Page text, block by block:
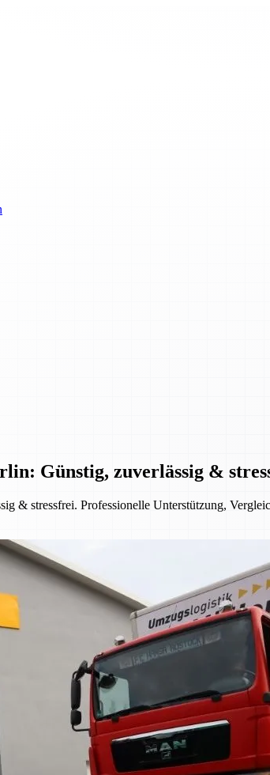
Günstig, zuverlässig &
& stressfrei. Professionelle Unterstützung,